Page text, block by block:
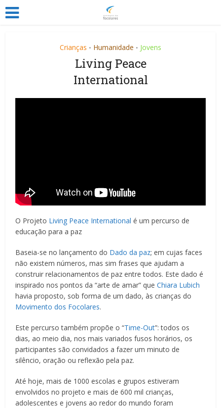
Crianças • Humanidade • Jovens
Living Peace
International
O Projeto Living Peace International é um percurso de
educação para a paz
Baseia-se no lançamento do Dado da paz; em cujas faces
não existem números, mas sim frases que ajudam a
construir relacionamentos de paz entre todos. Este dado é
inspirado nos pontos da “arte de amar” queChiara Lubich
havia proposto, sob forma de um dado, às crianças do
Movimento dos Focolares.
Este percurso também propõe o “Time-Out”: todos os
dias, ao meio dia, nos mais variados fusos horários, os
participantes são convidados a fazer um minuto de
silêncio, oração ou reflexão pela paz.
Até hoje, mais de 1000 escolas e grupos estiveram
envolvidos no projeto e mais de 600 mil crianças,
adolescentes e jovens ao redor do mundo foram